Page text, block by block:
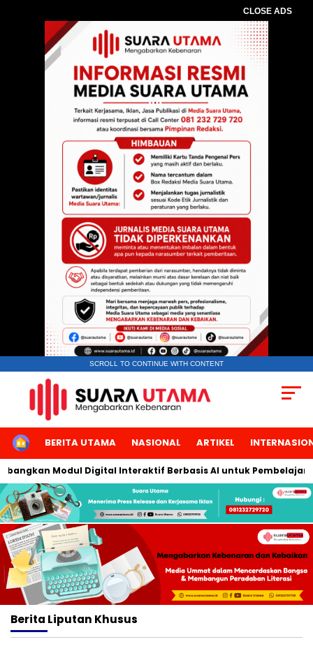
CLOSE ADS
SCROLL TO CONTINUE WITH CONTENT
HOMEBERITA UTAMA NASIONAL ARTIKEL
Modul Digital Interaktif Berbasis AI untuk Pembelajaran
Berita Liputan Khusus